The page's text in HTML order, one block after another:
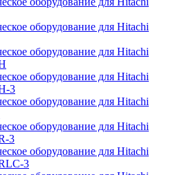
оборудование для Hitachi
оборудование для Hitachi
оборудование для Hitachi
3
оборудование для Hitachi
оборудование для Hitachi
3
оборудование для Hitachi
3